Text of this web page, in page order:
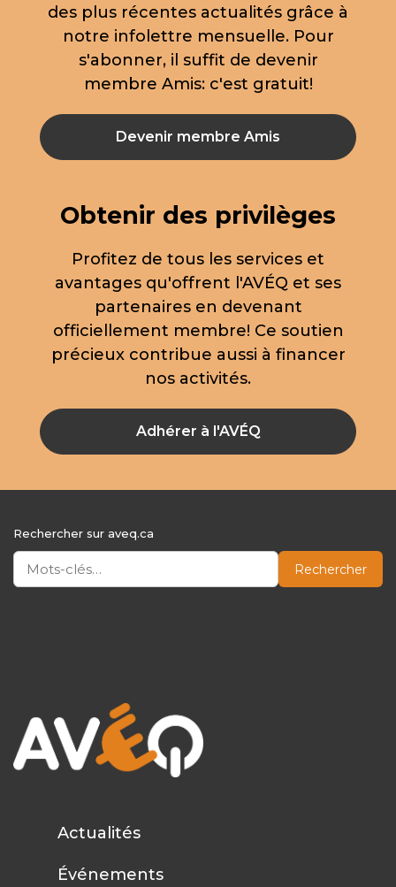
des plus récentes actualités grâce à
notre infolettre mensuelle. Pour
s'abonner, il suffit de devenir
membre Amis: c'est gratuit!
Devenir membre Amis
Obtenir des privilèges
Profitez de tous les services et
avantages qu'offrent l'AVÉQ et ses
partenaires en devenant
officiellement membre! Ce soutien
précieux contribue aussi à financer
nos activités.
Adhérer à l'AVÉQ
Rechercher sur aveq.ca
Rechercher
Actualités
Événements